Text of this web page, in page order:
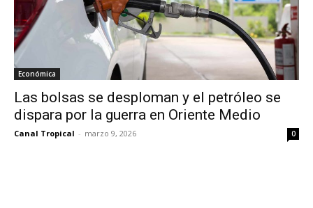
Económica
Las bolsas se desploman y el petróleo se
dispara por la guerra en Oriente Medio
Canal Tropical - marzo 9, 2026 0